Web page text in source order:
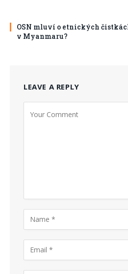
OSN mluví o etnických
v Myanmaru?
LEAVE A REPLY